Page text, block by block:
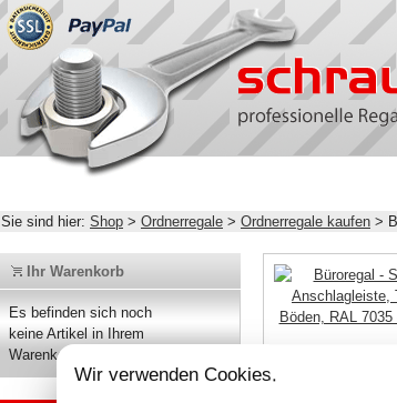
Sie sind hier: Shop > Ordnerregale > Ordnerregale kaufen >
Ihr Warenkorb
Es befinden sich noch
keine Artikel in Ihrem
Warenkorb.
Wir verwenden Cookies.